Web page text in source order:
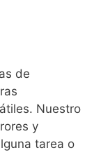
de
Nuestro
y
tarea o